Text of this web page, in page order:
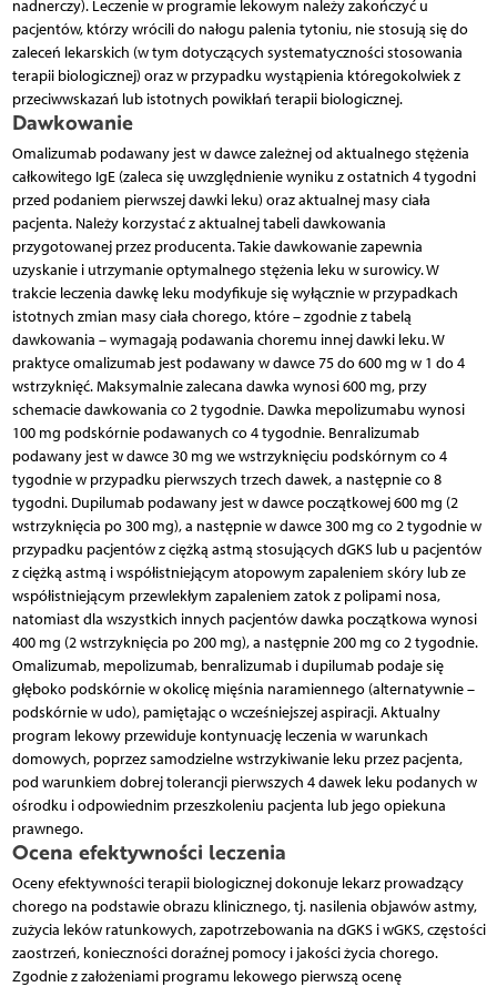
nadnerczy). Leczenie w programie lekowym należy zakończyć u
pacjentów, którzy wrócili do nałogu palenia tytoniu, nie stosują się do
zaleceń lekarskich (w tym dotyczących systematyczności stosowania
terapii biologicznej) oraz w przypadku wystąpienia któregokolwiek z
przeciwwskazań lub istotnych powikłań terapii biologicznej.
Dawkowanie
Omalizumab podawany jest w dawce zależnej od aktualnego stężenia
całkowitego IgE (zaleca się uwzględnienie wyniku z ostatnich 4 tygodni
przed podaniem pierwszej dawki leku) oraz aktualnej masy ciała
pacjenta. Należy korzystać z aktualnej tabeli dawkowania
przygotowanej przez producenta. Takie dawkowanie zapewnia
uzyskanie i utrzymanie optymalnego stężenia leku w surowicy. W
trakcie leczenia dawkę leku modyfikuje się wyłącznie w przypadkach
istotnych zmian masy ciała chorego, które – zgodnie z tabelą
dawkowania – wymagają podawania choremu innej dawki leku. W
praktyce omalizumab jest podawany w dawce 75 do 600 mg w 1 do 4
wstrzyknięć. Maksymalnie zalecana dawka wynosi 600 mg, przy
schemacie dawkowania co 2 tygodnie. Dawka mepolizumabu wynosi
100 mg podskórnie podawanych co 4 tygodnie. Benralizumab
podawany jest w dawce 30 mg we wstrzyknięciu podskórnym co 4
tygodnie w przypadku pierwszych trzech dawek, a następnie co 8
tygodni. Dupilumab podawany jest w dawce początkowej 600 mg (2
wstrzyknięcia po 300 mg), a następnie w dawce 300 mg co 2 tygodnie w
przypadku pacjentów z ciężką astmą stosujących dGKS lub u pacjentów
z ciężką astmą i współistniejącym atopowym zapaleniem skóry lub ze
współistniejącym przewlekłym zapaleniem zatok z polipami nosa,
natomiast dla wszystkich innych pacjentów dawka początkowa wynosi
400 mg (2 wstrzyknięcia po 200 mg), a następnie 200 mg co 2 tygodnie.
Omalizumab, mepolizumab, benralizumab i dupilumab podaje się
głęboko podskórnie w okolicę mięśnia naramiennego (alternatywnie –
podskórnie w udo), pamiętając o wcześniejszej aspiracji. Aktualny
program lekowy przewiduje kontynuację leczenia w warunkach
domowych, poprzez samodzielne wstrzykiwanie leku przez pacjenta,
pod warunkiem dobrej tolerancji pierwszych 4 dawek leku podanych w
ośrodku i odpowiednim przeszkoleniu pacjenta lub jego opiekuna
prawnego.
Ocena efektywności leczenia
Oceny efektywności terapii biologicznej dokonuje lekarz prowadzący
chorego na podstawie obrazu klinicznego, tj. nasilenia objawów astmy,
zużycia leków ratunkowych, zapotrzebowania na dGKS i wGKS, częstości
zaostrzeń, konieczności doraźnej pomocy i jakości życia chorego.
Zgodnie z założeniami programu lekowego pierwszą ocenę